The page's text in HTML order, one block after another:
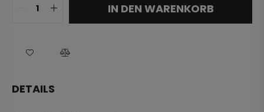
IN DEN WARENKORB
DETAILS